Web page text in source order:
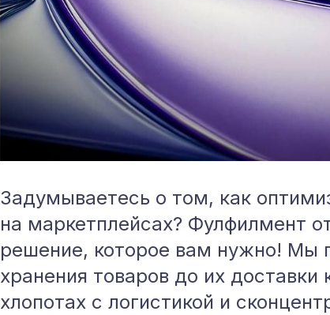
Задумываетесь о том, как
на маркетплейсах? Фулфилмент
решение, которое вам нужно! Мы
хранения товаров до их доставки
хлопотах с логистикой и